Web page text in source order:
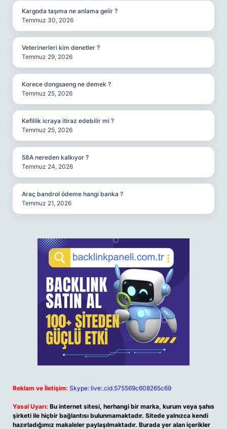
Kargoda taşıma ne anlama gelir ?
Temmuz 30, 2026
Veterinerleri kim denetler ?
Temmuz 29, 2026
Korece dongsaeng ne demek ?
Temmuz 25, 2026
Kefillik icraya itiraz edebilir mi ?
Temmuz 25, 2026
58A nereden kalkıyor ?
Temmuz 24, 2026
Araç bandrol ödeme hangi banka ?
Temmuz 21, 2026
Reklam ve İletişim: Skype: live:.cid.575569c608265c69
Yasal Uyarı: Bu internet sitesi, herhangi bir marka, kurum veya şahıs
şirketi ile hiçbir bağlantısı bulunmamaktadır. Sitede yalnızca kendi
hazırladığımız makaleler paylaşılmaktadır. Burada yer alan içerikler